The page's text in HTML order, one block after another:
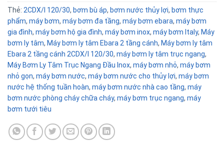
Thẻ: 2CDX/I 120/30, bơm bù áp, bơm nước thủy lợi, bơm thực
phẩm, máy bơm, máy bơm đa tầng, máy bơm ebara, máy bơm
gia đình, máy bơm hộ gia đình, máy bơm inox, máy bơm Italy, Máy
bơm ly tâm, Máy bơm ly tâm Ebara 2 tầng cánh, Máy bơm ly tâm
Ebara 2 tầng cánh 2CDX/I 120/30, máy bơm ly tâm trục ngang,
Máy Bơm Ly Tâm Trục Ngang Đầu Inox, máy bơm nhỏ, máy bơm
nhỏ gọn, máy bơm nước, máy bơm nước cho thủy lợi, máy bơm
nước hệ thống tuần hoàn, máy bơm nước nhà cao tầng, máy
bơm nước phòng cháy chữa cháy, máy bơm trục ngang, máy
bơm tưới tiêu